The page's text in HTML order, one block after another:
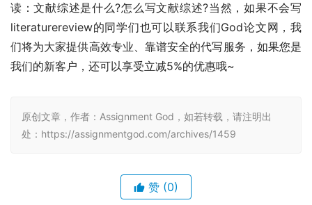
读：文献综述是什么?怎么写文献综述?当然，如果不会写
literaturereview的同学们也可以联系我们God论文网，我
们将为大家提供高效专业、靠谱安全的代写服务，如果您是
我们的新客户，还可以享受立减5%的优惠哦~
原创文章，作者：Assignment God，如若转载，请注明出
处：https://assignmentgod.com/archives/1459
赞 (0)